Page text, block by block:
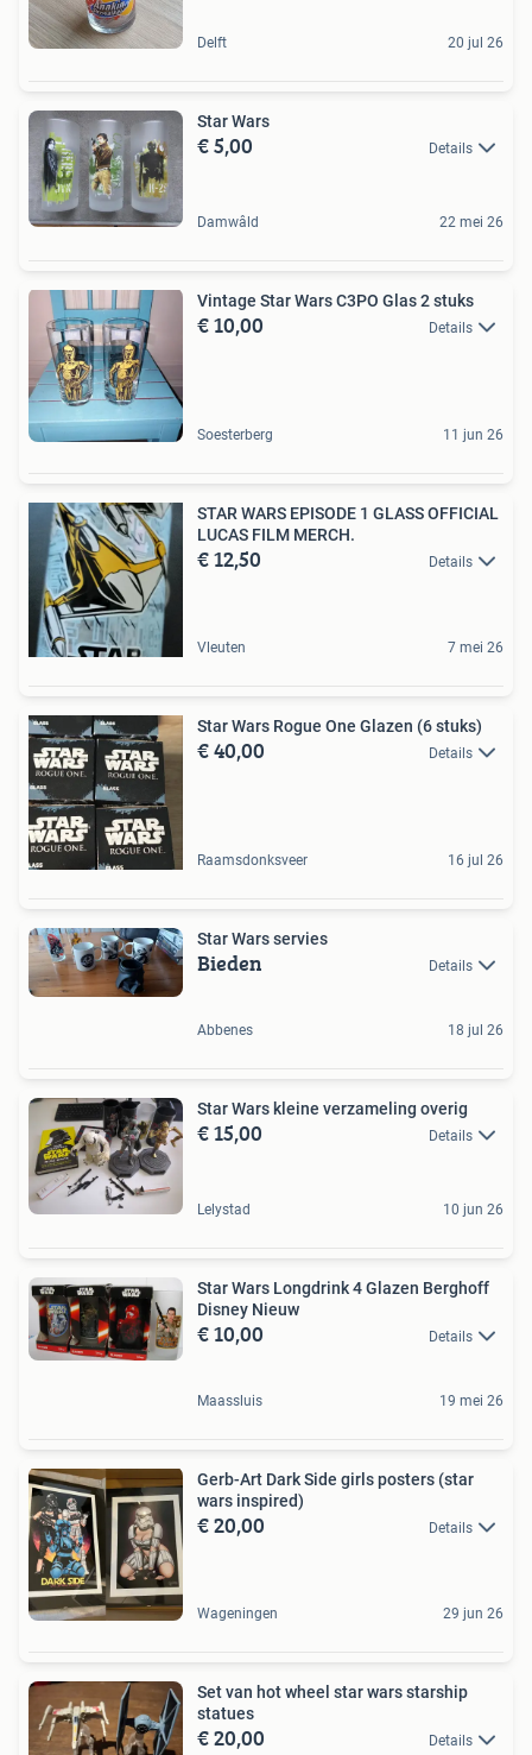
Delft 20 jul 26
Star Wars
€ 5,00 Details
Damwâld 22 mei 26
Vintage Star Wars C3PO Glas 2 stuks
€ 10,00 Details
Soesterberg 11 jun 26
STAR WARS EPISODE 1 GLASS OFFICIAL
LUCAS FILM MERCH.
€ 12,50 Details
Vleuten 7 mei 26
Star Wars Rogue One Glazen (6 stuks)
€ 40,00 Details
Raamsdonksveer 16 jul 26
Star Wars servies
Bieden Details
Abbenes 18 jul 26
Star Wars kleine verzameling overig
€ 15,00 Details
Lelystad 10 jun 26
Star Wars Longdrink 4 Glazen Berghoff
Disney Nieuw
€ 10,00 Details
Maassluis 19 mei 26
Gerb-Art Dark Side girls posters (star
wars inspired)
€ 20,00 Details
Wageningen 29 jun 26
Set van hot wheel star wars starship
statues
€ 20,00 Details